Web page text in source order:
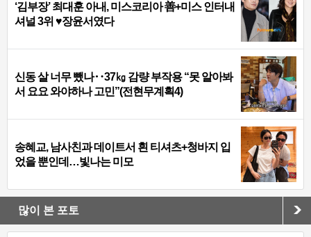
‘김부장’ 최대훈 아내, 미스코리아 善+미스 인터내
셔널 3위 ♥장윤서였다
신동 살 너무 뺐나‥37㎏ 감량 부작용 “못 알아봐
서 요요 와야하나 고민”(전현무계획4)
송혜교, 남사친과 데이트서 흰 티셔츠+청바지 입
었을 뿐인데…빛나는 미모
많이 본 포토